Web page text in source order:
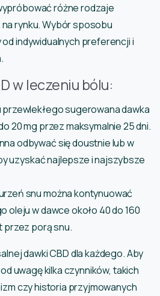
różne rodzaje
rynku. Wybór sposobu
indywidualnych preferencji i
w leczeniu bólu:
sugerowana dawka
20 mg przez maksymalnie 25 dni.
odbywać się doustnie lub w
uzyskać najlepsze i najszybsze
snu można kontynuować
oleju w dawce około 40 do 160
przez porą snu.
dawki CBD dla każdego. Aby
uwagę kilka czynników, takich
czy historia przyjmowanych